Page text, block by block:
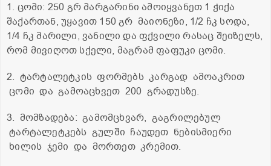
1. ცომი: 250 გრ მარგარინი ამოიყვანეთ 1 ჭიქა
შაქართან, უყავით 150 გრ მაიონეზი, 1/2 ჩკ სოდა,
1/4 ჩკ მარილი, ვანილი და ფქვილი რასაც შეიზელს,
რომ მივიღოთ სქელი, მაგრამ ფაფუკი ცომი.
2. ტარტალეტკის ფორმებს კარგად ამოაკრით
ცომი და გამოაცხვეთ 200 გრადუსზე.
3. მომზადება: გამომცხვარ, გაგრილებულ
ტარტალეტკებს გულში ჩაუდეთ ნებისმიერი
ხილის ჯემი და მორთეთ კრემით.